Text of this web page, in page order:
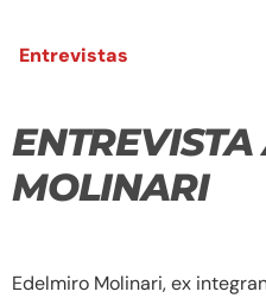
Entrevistas
MOLINARI
Edelmiro Molinari, ex